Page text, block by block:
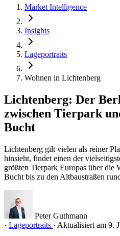
Market Intelligence
Insights
Lageportraits
Wohnen in Lichtenberg
Lichtenberg: Der
zwischen Tierpark
Bucht
Lichtenberg gilt vielen als reiner
hinsieht, findet einen der
größten Tierpark Europas über die
Bucht bis zu den Altbaustraßen
Peter Guthmann
· Lageportraits · Aktualisiert am 9.